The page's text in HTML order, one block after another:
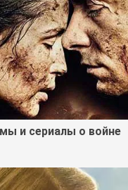
и сериалы о войне